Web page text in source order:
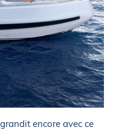
encore avec ce